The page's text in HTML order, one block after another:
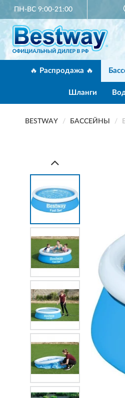
ПН-ВС 9:00-21:00
🔥 Распродажа 🔥
Шланги
BESTWAY БАССЕЙНЫ